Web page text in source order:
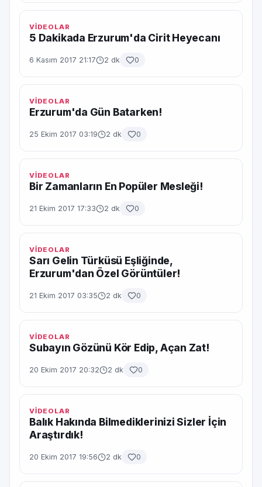
VİDEOLAR
5 Dakikada Erzurum'da Cirit Heyecanı
6 Kasım 2017 21:17 2 dk 0
VİDEOLAR
Erzurum'da Gün Batarken!
25 Ekim 2017 03:19 2 dk 0
VİDEOLAR
Bir Zamanların En Popüler Mesleği!
21 Ekim 2017 17:33 2 dk 0
VİDEOLAR
Sarı Gelin Türküsü Eşliğinde,
Erzurum'dan Özel Görüntüler!
21 Ekim 2017 03:35 2 dk 0
VİDEOLAR
Subayın Gözünü Kör Edip, Açan Zat!
20 Ekim 2017 20:32 2 dk 0
VİDEOLAR
Balık Hakında Bilmediklerinizi Sizler İçin
Araştırdık!
20 Ekim 2017 19:56 2 dk 0